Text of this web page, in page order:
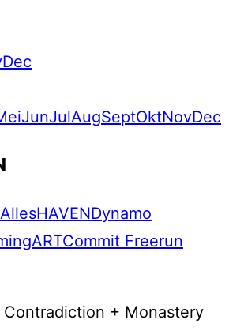
Dec
JunJulAugSeptOktNovDec
AllesHAVENDynamo
ARTCommit Freerun
+ Monastery